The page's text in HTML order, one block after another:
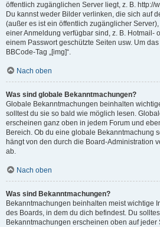
öffentlich zugänglichen Server liegt, z. B. http://
Du kannst weder Bilder verlinken, die sich auf
(außer es ist ein öffentlich zugänglicher
einer Anmeldung verfügbar sind, z. B. Hotmail-
einem Passwort geschützte Seiten usw. Um
BBCode-Tag „[img]“.
Nach oben
Was sind globale Bekanntmachungen?
Globale Bekanntmachungen beinhalten
solltest du sie so bald wie möglich lesen.
erscheinen ganz oben in jedem Forum und
Bereich. Ob du eine globale Bekanntmachung
hängt von den durch die Board-Administration
ab.
Nach oben
Was sind Bekanntmachungen?
Bekanntmachungen beinhalten meist wichtige
des Boards, in dem du dich befindest. Du
Bekanntmachungen erscheinen oben auf jeder